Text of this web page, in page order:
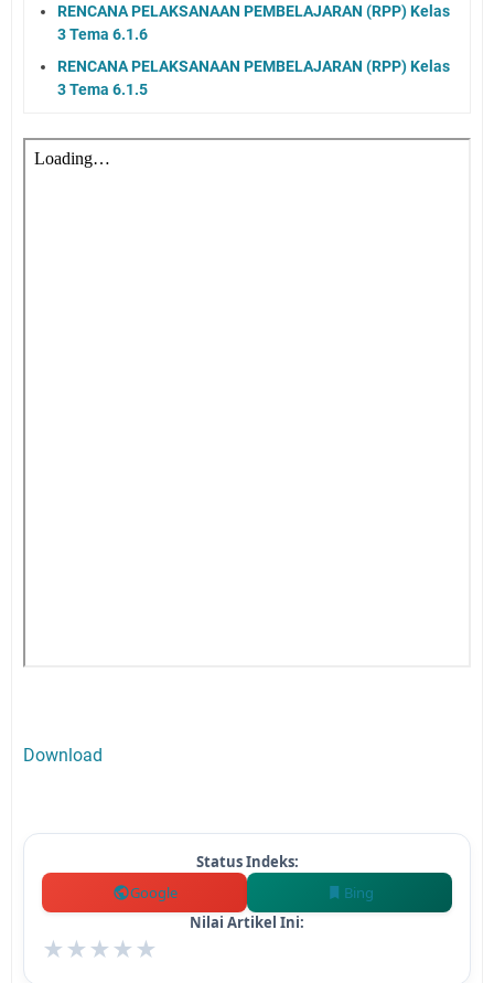
RENCANA PELAKSANAAN PEMBELAJARAN (RPP) Kelas
3 Tema 6.1.6
RENCANA PELAKSANAAN PEMBELAJARAN (RPP) Kelas
3 Tema 6.1.5
Download
Status Indeks:
Google
Bing
Nilai Artikel Ini:
★★★★★